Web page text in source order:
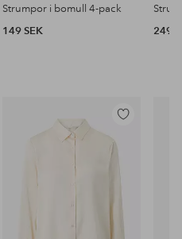
Strumpor i bomull 4-pack
149 SEK
249
Lägg
i